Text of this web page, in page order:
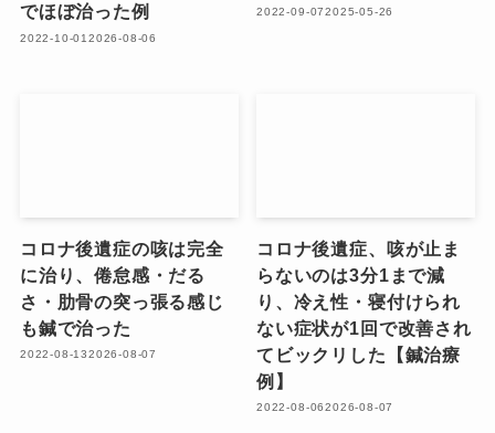
でほぼ治った例
2022-10-01 2026-08-06
2022-09-072025-05-26
コロナ後遺症の咳は完全
に治り、倦怠感・だる
さ・肋骨の突っ張る感じ
も鍼で治った
2022-08-132026-08-07
コロナ後遺症、咳が止ま
らないのは3分1まで減
り、冷え性・寝付けられ
ない症状が1回で改善され
てビックリした【鍼治療
例】
2022-08-062026-08-07